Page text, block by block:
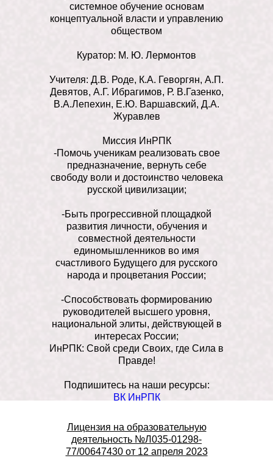
системное обучение основам
концептуальной власти и управлению
обществом
Куратор: М. Ю. Лермонтов
Учителя: Д.В. Роде, К.А. Геворгян, А.П.
Девятов, А.Г. Ибрагимов, Р. В.Газенко,
В.А.Лепехин, Е.Ю. Варшавский, Д.А.
Журавлев
Миссия ИнРПК
-Помочь ученикам реализовать свое
предназначение, вернуть себе
свободу воли и достоинство человека
русской цивилизации;
-Быть прогрессивной площадкой
развития личности, обучения и
совместной деятельности
единомышленников во имя
счастливого Будущего для русского
народа и процветания России;
-Способствовать формированию
руководителей высшего уровня,
национальной элиты, действующей в
интересах России;
ИнРПК: Свой среди Своих, где Сила в
Правде!
Подпишитесь на наши ресурсы:
ВК ИнРПК
Телеграм канал Клуба «Улица
правды»
Лицензия на образовательную
деятельность №Л035-01298-
77/00647430 от 12 апреля 2023